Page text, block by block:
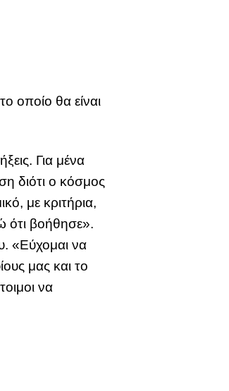
οποίο θα είναι
Για μένα
διότι ο κόσμος
με κριτήρια,
ότι βοήθησε».
«Εύχομαι να
μας και το
να